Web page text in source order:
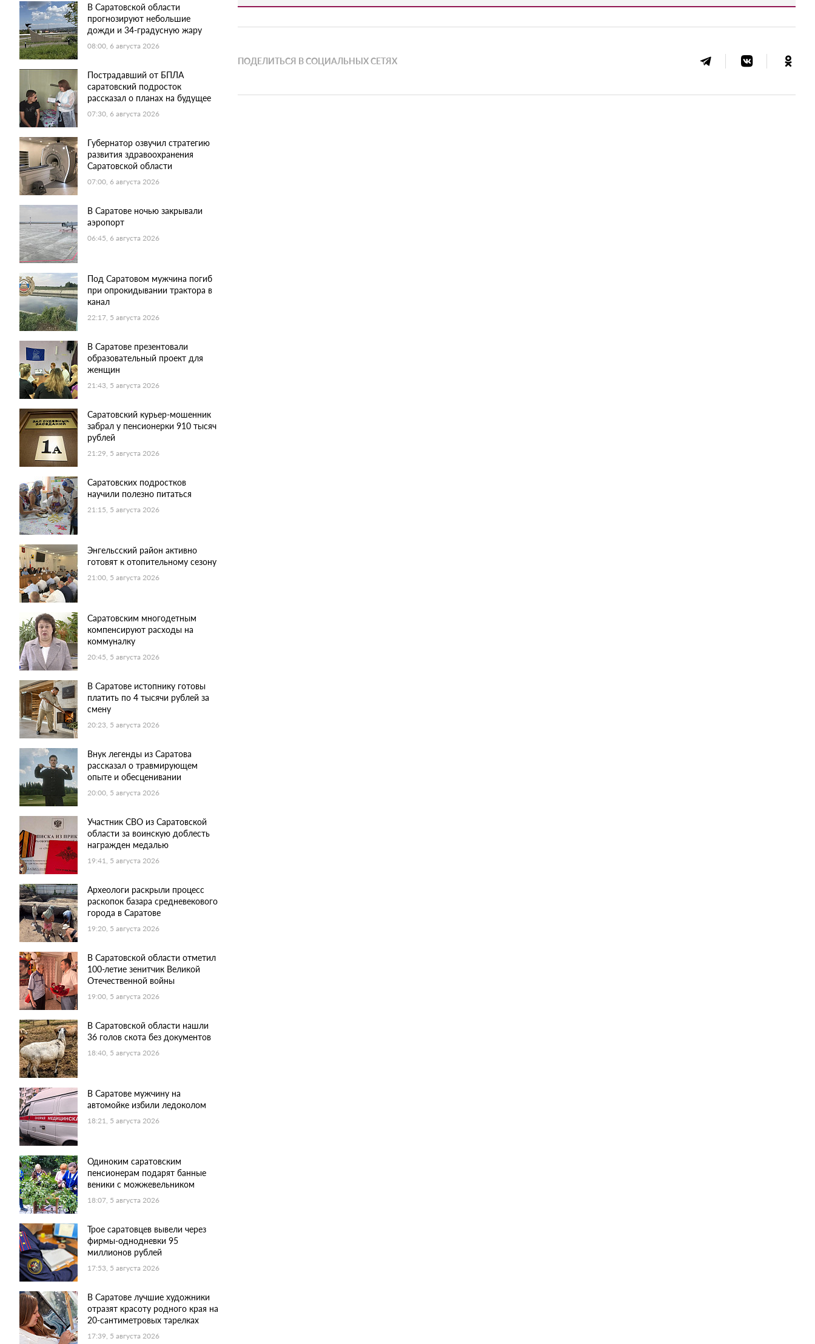
В Саратовской области
прогнозируют небольшие
дожди и 34-градусную жару
08:00, 6 августа 2026
Пострадавший от БПЛА
саратовский подросток
рассказал о планах на будущее
07:30, 6 августа 2026
Губернатор озвучил стратегию
развития здравоохранения
Саратовской области
07:00, 6 августа 2026
В Саратове ночью закрывали
аэропорт
06:45, 6 августа 2026
Под Саратовом мужчина погиб
при опрокидывании трактора в
канал
22:17, 5 августа 2026
В Саратове презентовали
образовательный проект для
женщин
21:43, 5 августа 2026
Саратовский курьер-мошенник
забрал у пенсионерки 910 тысяч
рублей
21:29, 5 августа 2026
Саратовских подростков
научили полезно питаться
21:15, 5 августа 2026
Энгельсский район активно
готовят к отопительному сезону
21:00, 5 августа 2026
Саратовским многодетным
компенсируют расходы на
коммуналку
20:45, 5 августа 2026
В Саратове истопнику готовы
платить по 4 тысячи рублей за
смену
20:23, 5 августа 2026
Внук легенды из Саратова
рассказал о травмирующем
опыте и обесценивании
20:00, 5 августа 2026
Участник СВО из Саратовской
области за воинскую доблесть
награжден медалью
19:41, 5 августа 2026
Археологи раскрыли процесс
раскопок базара средневекового
города в Саратове
19:20, 5 августа 2026
В Саратовской области отметил
100-летие зенитчик Великой
Отечественной войны
19:00, 5 августа 2026
В Саратовской области нашли
36 голов скота без документов
18:40, 5 августа 2026
В Саратове мужчину на
автомойке избили ледоколом
18:21, 5 августа 2026
Одиноким саратовским
пенсионерам подарят банные
веники с можжевельником
18:07, 5 августа 2026
Трое саратовцев вывели через
фирмы-однодневки 95
миллионов рублей
17:53, 5 августа 2026
В Саратове лучшие художники
отразят красоту родного края на
20-сантиметровых тарелках
17:39, 5 августа 2026
ПОДЕЛИТЬСЯ В СОЦИАЛЬНЫХ СЕТЯХ